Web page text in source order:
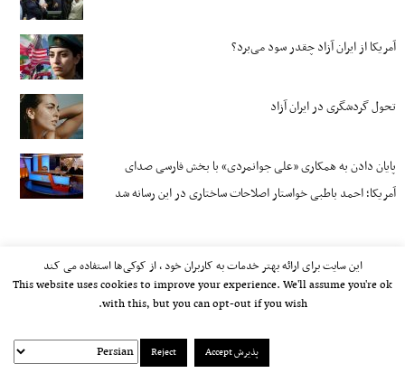
آمریکا از ایران آزاد چقدر سود می‌برد؟
تحول گردشگری در ایران آزاد
پایان دادن به همکاری «علی جوانمردی» با بخش فارسی صدای
آمریکا؛ احمد باطبی خواستار اصلاحات ساختاری در این رسانه شد
kayhan.london 2000-2026© خط مشی استفاده مجاز از وب‌سایت
این سایت برای ارائه بهتر خدمات به کاربران خود ، از کوکی‌ها استفاده می کند
This website uses cookies to improve your experience. We'll assume you're ok
with this, but you can opt-out if you wish.
پذیرش Accept Reject